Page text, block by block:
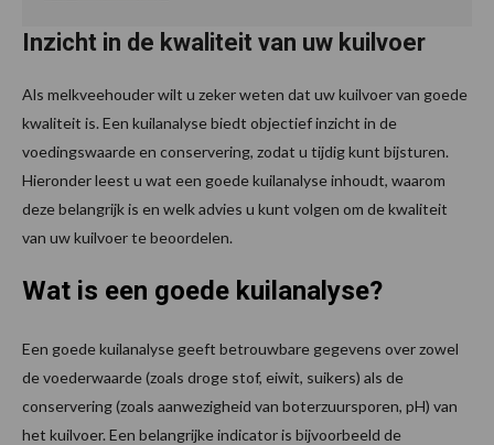
Inzicht in de kwaliteit van uw kuilvoer
Als melkveehouder wilt u zeker weten dat uw kuilvoer van goede
kwaliteit is. Een kuilanalyse biedt objectief inzicht in de
voedingswaarde en conservering, zodat u tijdig kunt bijsturen.
Hieronder leest u wat een goede kuilanalyse inhoudt, waarom
deze belangrijk is en welk advies u kunt volgen om de kwaliteit
van uw kuilvoer te beoordelen.
Wat is een goede kuilanalyse?
Een goede kuilanalyse geeft betrouwbare gegevens over zowel
de voederwaarde (zoals droge stof, eiwit, suikers) als de
conservering (zoals aanwezigheid van boterzuursporen, pH) van
het kuilvoer. Een belangrijke indicator is bijvoorbeeld de